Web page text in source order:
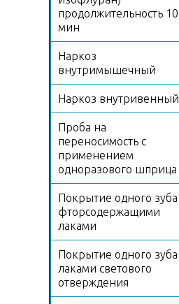
продолжительность 10
мин
Наркоз
внутримышечный
Наркоз внутривенный
Проба на
переносимость с
применением
одноразового шприца
Покрытие одного зуба
фторсодержащими
лаками
Покрытие одного зуба
лаками светового
отверждения